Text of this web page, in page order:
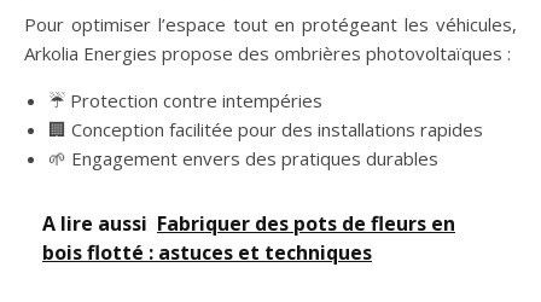
Pour optimiser l’espace tout en protégeant les véhicules,
Arkolia Energies propose des ombrières photovoltaïques :
☔ Protection contre intempéries
🏢 Conception facilitée pour des installations rapides
🌱 Engagement envers des pratiques durables
A lire aussi Fabriquer des pots de fleurs en
bois flotté : astuces et techniques